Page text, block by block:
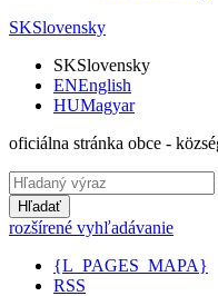
SKSlovensky
SKSlovensky
ENEnglish
HUMagyar
oficiálna stránka obce -
Hľadať
rozšírené vyhľadávanie
{L_PAGES_MAPA}
RSS